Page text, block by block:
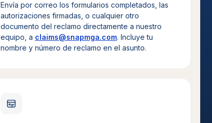
Envía por correo los formularios completados, las
autorizaciones firmadas, o cualquier otro
documento del reclamo directamente a nuestro
equipo, a claims@snapmga.com. Incluye tu
nombre y número de reclamo en el asunto.